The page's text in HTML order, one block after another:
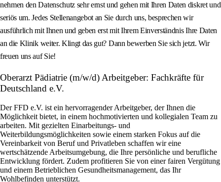
nehmen den Datenschutz sehr ernst und gehen mit Ihren Daten diskret und
seriös um. Jedes Stellenangebot an Sie durch uns, besprechen wir
ausführlich mit Ihnen und geben erst mit Ihrem Einverständnis Ihre Daten
an die Klinik weiter. Klingt das gut? Dann bewerben Sie sich jetzt. Wir
freuen uns auf Sie!
Oberarzt Pädiatrie (m/w/d) Arbeitgeber: Fachkräfte für
Deutschland e.V.
Der FFD e.V. ist ein hervorragender Arbeitgeber, der Ihnen die
Möglichkeit bietet, in einem hochmotivierten und kollegialen Team zu
arbeiten. Mit gezielten Einarbeitungs- und
Weiterbildungsmöglichkeiten sowie einem starken Fokus auf die
Vereinbarkeit von Beruf und Privatleben schaffen wir eine
wertschätzende Arbeitsumgebung, die Ihre persönliche und berufliche
Entwicklung fördert. Zudem profitieren Sie von einer fairen Vergütung
und einem Betrieblichen Gesundheitsmanagement, das Ihr
Wohlbefinden unterstützt.